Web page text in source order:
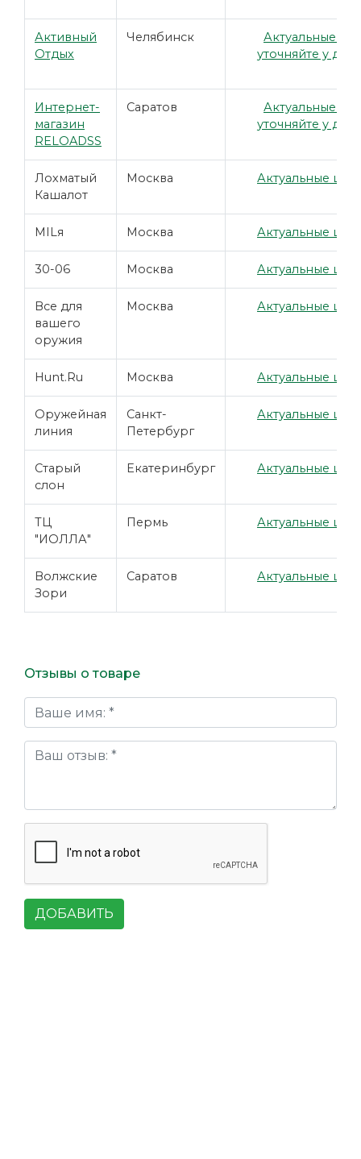
Активный
Отдых
Челябинск
Актуальные
уточняйте у
Интернет-
магазин
RELOADSS
Саратов
Актуальные
уточняйте у
Лохматый
Кашалот
Москва Актуальные
MILя Москва Актуальные
30-06 Москва Актуальные
Все для
вашего
оружия
Москва Актуальные
Hunt.Ru Москва Актуальные
Оружейная
линия
Санкт-
Петербург
Актуальные
Старый
слон
Екатеринбург Актуальные
ТЦ
"ИОЛЛА"
Пермь Актуальные
Волжские
Зори
Саратов Актуальные
Отзывы о товаре
ДОБАВИТЬ